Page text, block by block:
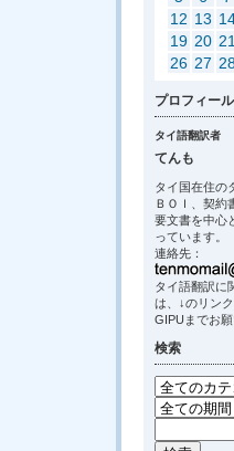
12 13
19 20 21
26 27
プロフィール
タイ語翻訳者
てんも
タイ国在住の
ＢＯＩ、契約
要文書を中心
っています。
連絡先：
タイ語翻訳に
は、↓のリン
GIPUまでお願
検索